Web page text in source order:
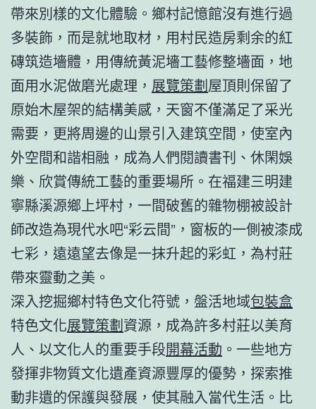
帶來別樣的文化體驗。鄉村記憶館沒有進行過
多裝飾，而是就地取材，用村民造房剩余的紅
磚筑造墻體，用傳統黃泥墻工藝修整墻面，地
面用水泥做磨光處理， 展覽策劃屋頂則保留了
原始木屋架的結構美感，天窗不僅滿足了采光
需要，更將周邊的山景引入建筑空間，使室內
外空間和諧相融，成為人們閱讀書刊、休閑娛
樂、欣賞傳統工藝的重要場所。在福建三明建
寧縣溪源鄉上坪村，一間破舊的雜物棚被設計
師改造為現代水吧“彩云間”，窗板的一側被漆成
七彩，遠遠望去像是一抹升起的彩虹，為村莊
帶來靈動之美。
深入挖掘鄉村特色文化符號，盤活地域包裝盒
特色文化展覽策劃資源，成為許多村莊以美育
人、以文化人的重要手段開幕活動 。一些地方
發揮非物質文化遺產資源豐厚的優勢，探索推
動非遺的保護與發展，使其融入當代生活。比